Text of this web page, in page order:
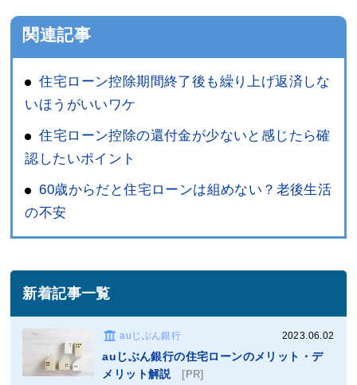
関連記事
住宅ローン控除期間終了後も繰り上げ返済しな
いほうがいいワケ
住宅ローン控除の還付金が少ないと感じたら確
認したいポイント
60歳からだと住宅ローンは組めない？老後生活
の不安
新着記事一覧
auじぶん銀行 2023.06.02
auじぶん銀行の住宅ローンのメリット・デ
メリット解説[PR]